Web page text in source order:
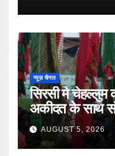
न्यूज़ चैनल
सिरसी मे चेहल्लुम
अकीदत के साथ
AUGUST 5, 2026